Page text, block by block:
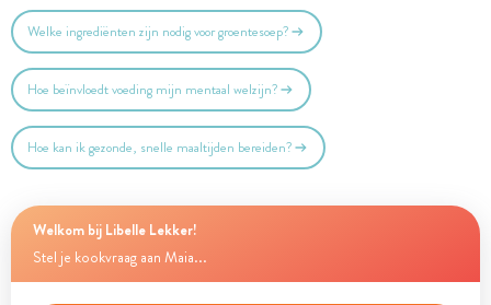
Welke ingrediënten zijn nodig voor groentesoep?
Hoe beïnvloedt voeding mijn mentaal welzijn?
Hoe kan ik gezonde, snelle maaltijden bereiden?
Welkom bij Libelle Lekker!
Stel je kookvraag aan Maia...